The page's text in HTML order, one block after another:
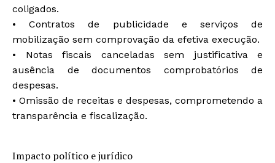
coligados.
• Contratos de publicidade e serviços de
mobilização sem comprovação da efetiva execução.
• Notas fiscais canceladas sem justificativa e
ausência de documentos comprobatórios de
despesas.
• Omissão de receitas e despesas, comprometendo a
transparência e fiscalização.
Impacto político e jurídico